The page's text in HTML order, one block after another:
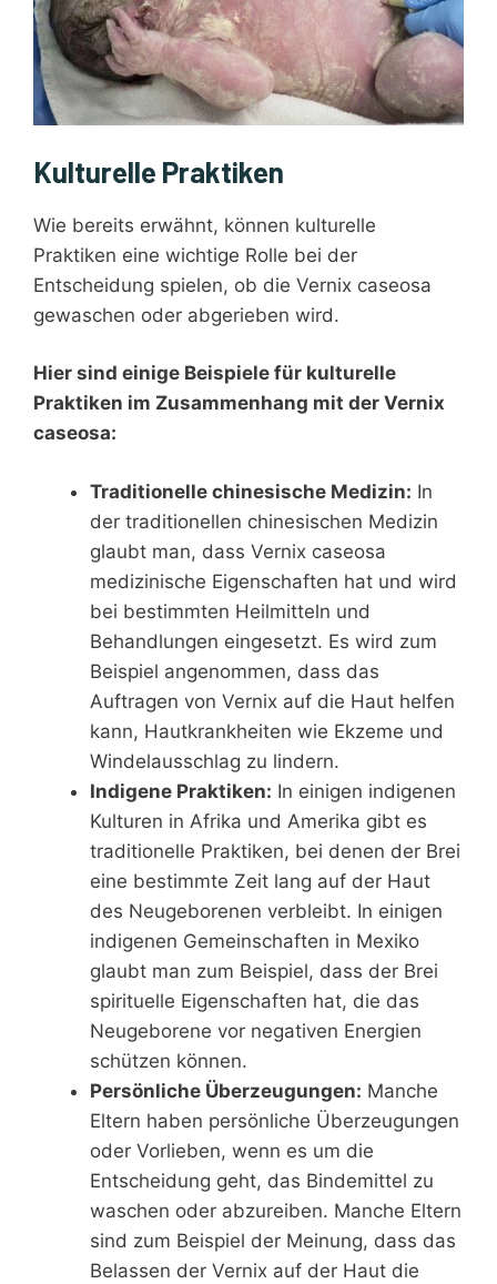
Kulturelle Praktiken
Wie bereits erwähnt, können kulturelle
Praktiken eine wichtige Rolle bei der
Entscheidung spielen, ob die Vernix caseosa
gewaschen oder abgerieben wird.
Hier sind einige Beispiele für kulturelle
Praktiken im Zusammenhang mit der Vernix
caseosa:
Traditionelle chinesische Medizin: In
der traditionellen chinesischen Medizin
glaubt man, dass Vernix caseosa
medizinische Eigenschaften hat und wird
bei bestimmten Heilmitteln und
Behandlungen eingesetzt. Es wird zum
Beispiel angenommen, dass das
Auftragen von Vernix auf die Haut helfen
kann, Hautkrankheiten wie Ekzeme und
Windelausschlag zu lindern.
Indigene Praktiken: In einigen indigenen
Kulturen in Afrika und Amerika gibt es
traditionelle Praktiken, bei denen der Brei
eine bestimmte Zeit lang auf der Haut
des Neugeborenen verbleibt. In einigen
indigenen Gemeinschaften in Mexiko
glaubt man zum Beispiel, dass der Brei
spirituelle Eigenschaften hat, die das
Neugeborene vor negativen Energien
schützen können.
Persönliche Überzeugungen: Manche
Eltern haben persönliche Überzeugungen
oder Vorlieben, wenn es um die
Entscheidung geht, das Bindemittel zu
waschen oder abzureiben. Manche Eltern
sind zum Beispiel der Meinung, dass das
Belassen der Vernix auf der Haut die